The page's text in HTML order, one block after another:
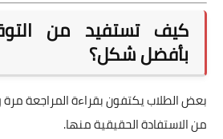
كيف تستفيد من
بأفضل شكل؟
بعض الطلاب يكتفون بقراءة المراجعة
من الاستفادة الحقيقية منها.